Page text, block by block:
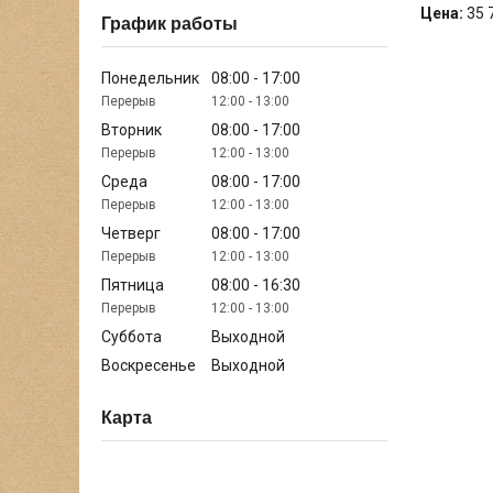
Цена: 35
График работы
Понедельник 08:00 17:00
12:00 13:00
Вторник 08:00 17:00
12:00 13:00
Среда 08:00 17:00
12:00 13:00
Четверг 08:00 17:00
12:00 13:00
Пятница 08:00 16:30
12:00 13:00
Суббота
Выходной
Воскресенье
Выходной
Карта